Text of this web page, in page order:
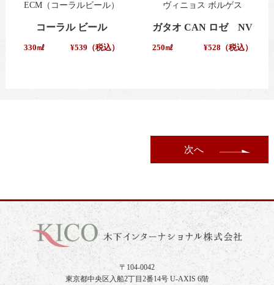
ECM（コーラルビール）
コーラル ビール
330㎖ ¥539（税込）
ヴィニョス ボルゲス
ガタオ CAN ロゼ NV
250㎖ ¥528（税込）
次へ
〒104-0042
東京都中央区入船2丁目2番14号 U-AXIS 6階